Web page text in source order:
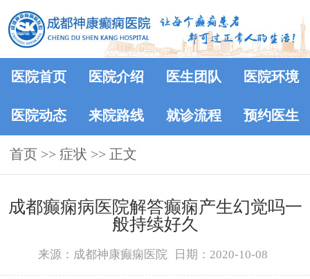
医院首页 医院介绍 医生团队 医院环境
医院动态 来院路线 就诊流程 预约医生
首页 >> 症状 >> 正文
成都癫痫病医院解答癫痫产生幻觉吗一
般持续好久
来源：成都神康癫痫医院 日期：2020-10-08